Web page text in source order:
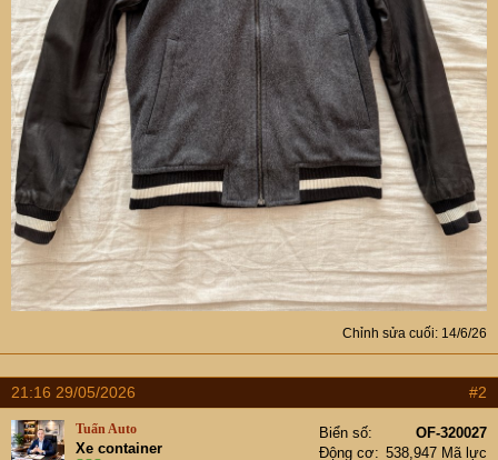
Chỉnh sửa cuối: 14/6/26
21:16 29/05/2026 #2
Tuấn Auto
Xe container
Biển số
OF-320027
Động cơ
538,947 Mã lực